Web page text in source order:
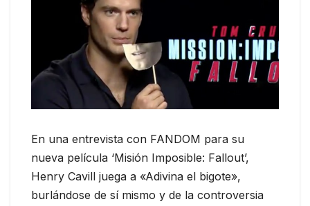
En una entrevista con FANDOM para su
nueva película ‘Misión Imposible: Fallout’,
Henry Cavill juega a «Adivina el bigote»,
burlándose de sí mismo y de la controversia